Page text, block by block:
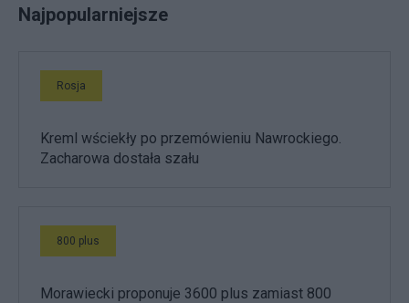
Najpopularniejsze
Rosja
Kreml wściekły po przemówieniu Nawrockiego.
Zacharowa dostała szału
800 plus
Morawiecki proponuje 3600 plus zamiast 800